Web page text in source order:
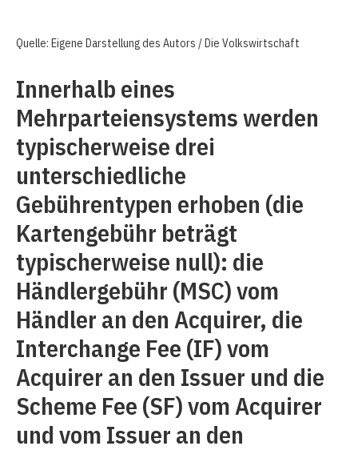
Quelle: Eigene Darstellung des Autors / Die Volkswirtschaft
Innerhalb eines
Mehrparteiensystems werden
typischerweise drei
unterschiedliche
Gebührentypen erhoben (die
Kartengebühr beträgt
typischerweise null): die
Händlergebühr (MSC) vom
Händler an den Acquirer, die
Interchange Fee (IF) vom
Acquirer an den Issuer und die
Scheme Fee (SF) vom Acquirer
und vom Issuer an den